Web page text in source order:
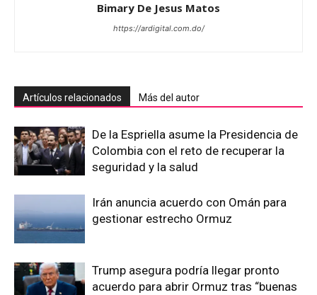
Bimary De Jesus Matos
https://ardigital.com.do/
Artículos relacionados Más del autor
De la Espriella asume la Presidencia de
Colombia con el reto de recuperar la
seguridad y la salud
Irán anuncia acuerdo con Omán para
gestionar estrecho Ormuz
Trump asegura podría llegar pronto
acuerdo para abrir Ormuz tras “buenas